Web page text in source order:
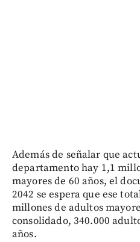
Además de señalar que
departamento hay 1,1
mayores de 60 años, el
2042 se espera que ese
millones de adultos
consolidado, 340.000
años.